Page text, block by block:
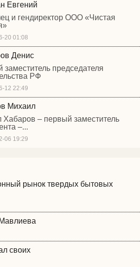
Евгений
и гендиректор ООО «Чистая
20 01:08
Денис
заместитель председателя
РФ
12 22:49
Михаил
Хабаров – первый заместитель
–...
06 19:29
рынок твердых бытовых
своих